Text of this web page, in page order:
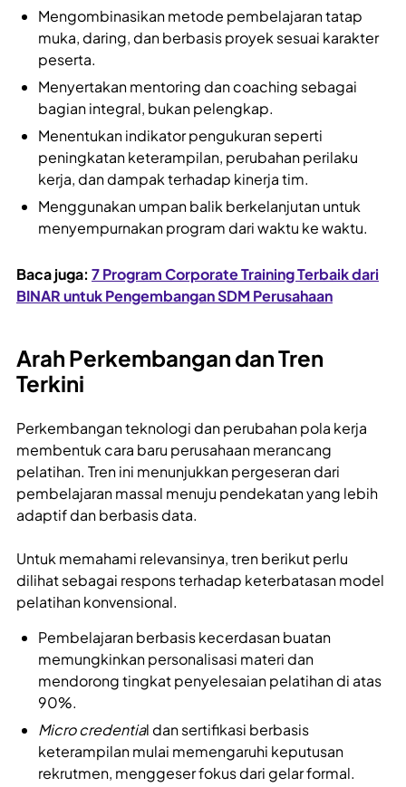
Mengombinasikan metode pembelajaran tatap
muka, daring, dan berbasis proyek sesuai karakter
peserta.
Menyertakan mentoring dan coaching sebagai
bagian integral, bukan pelengkap.
Menentukan indikator pengukuran seperti
peningkatan keterampilan, perubahan perilaku
kerja, dan dampak terhadap kinerja tim.
Menggunakan umpan balik berkelanjutan untuk
menyempurnakan program dari waktu ke waktu.
Baca juga: 7 Program Corporate Training Terbaik dari
BINAR untuk Pengembangan SDM Perusahaan
Arah Perkembangan dan Tren
Terkini
Perkembangan teknologi dan perubahan pola kerja
membentuk cara baru perusahaan merancang
pelatihan. Tren ini menunjukkan pergeseran dari
pembelajaran massal menuju pendekatan yang lebih
adaptif dan berbasis data.
Untuk memahami relevansinya, tren berikut perlu
dilihat sebagai respons terhadap keterbatasan model
pelatihan konvensional.
Pembelajaran berbasis kecerdasan buatan
memungkinkan personalisasi materi dan
mendorong tingkat penyelesaian pelatihan di atas
90%.
Micro credential dan sertifikasi berbasis
keterampilan mulai memengaruhi keputusan
rekrutmen, menggeser fokus dari gelar formal.